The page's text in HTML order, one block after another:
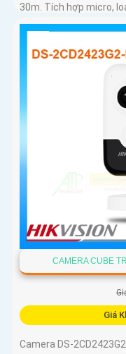
30m. Tích hợp micro,
CAMERA CUBE
Giá
Camera DS-